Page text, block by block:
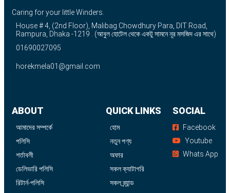
Caring for your little Winders.
House # 4, (2nd Floor), Malibag Chowdhury Para, DIT Road,
Rampura, Dhaka -1219 . (আবুল হোটেল থেকে একটু সামনে নূর মসজিদ এর সাথে)
01690027095
horekmela01@gmail.com
ABOUT
আমাদের সম্পর্কে
পলিসি
শর্তাবলী
ডেলিভারি পলিসি
রিটার্ন-পলিসি
QUICK LINKS
হোম
নতুন পণ্য
অফার
সকল ক্যাটাগরি
সকল ব্র্যান্ড
SOCIAL
Facebook
Youtube
Whats App